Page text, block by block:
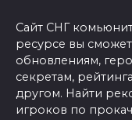
Сайт СНГ
ресурсе вы
обновлениям,
секретам,
другом. Найти
игроков по